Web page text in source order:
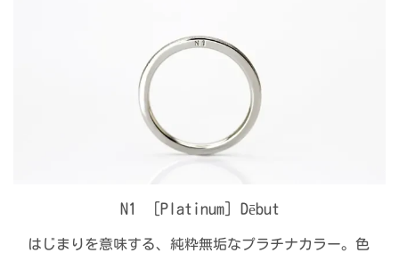
N1 [Platinum］Dēbut
はじまりを意味する、純粋無垢なプラチナカラー。色